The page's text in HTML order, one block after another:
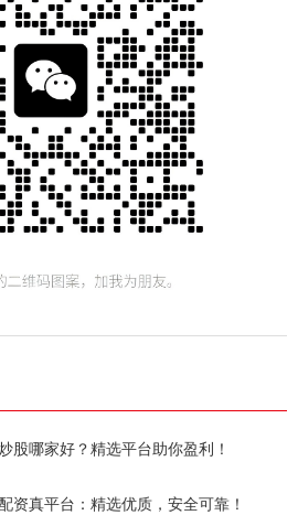
股哪家好？精选平台助你盈利！
资真平台：精选优质，安全可靠！